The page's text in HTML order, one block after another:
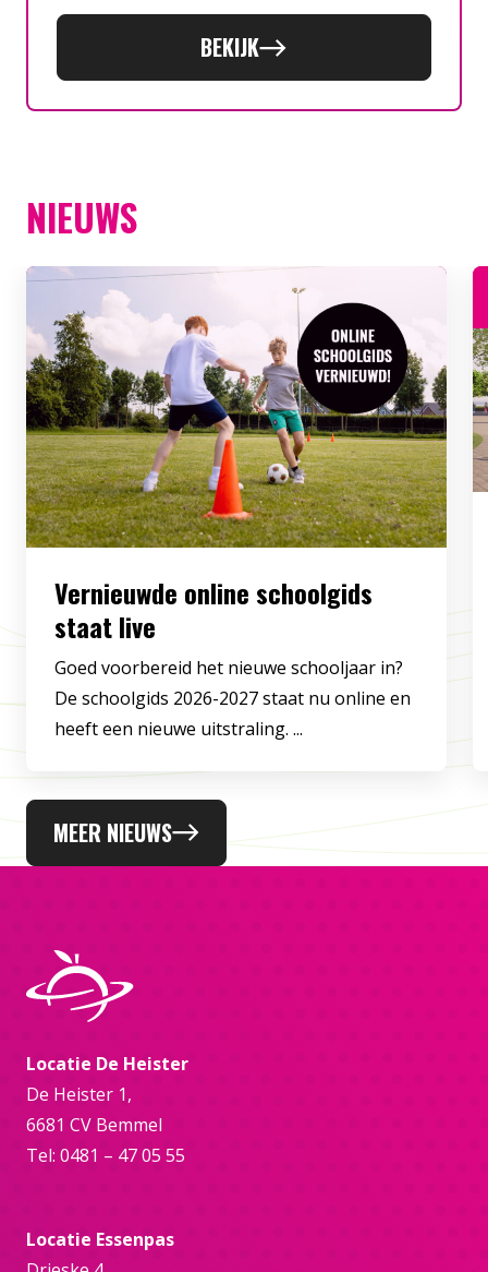
BEKIJK
NIEUWS
Vernieuwde online schoolgids
staat live
Goed voorbereid het nieuwe schooljaar in?
De schoolgids 2026-2027 staat nu online en
heeft een nieuwe uitstraling. ...
MEER NIEUWS
Locatie De Heister
De Heister 1,
6681 CV Bemmel
Tel: 0481 – 47 05 55
Locatie Essenpas